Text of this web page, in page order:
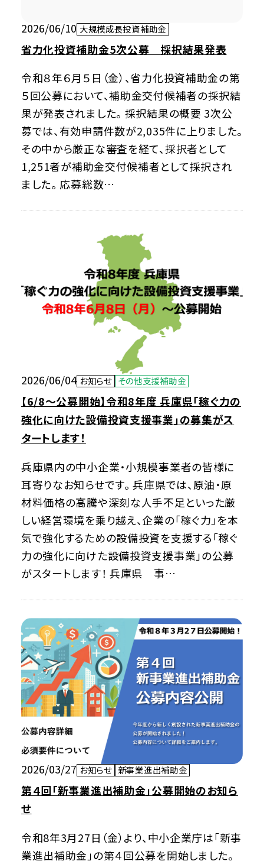
2026/06/10 大規模成長投資補助金
省力化投資補助金5次公募 採択結果発表
令和８年６月５日（金）、省力化投資補助金の第
５回公募において、補助金交付候補者の採択結
果が発表されました。 採択結果の概要 3次公
募では、有効申請件数が2,035件に上りました。
その中から厳正な審査を経て、採択者として
1,251者が補助金交付候補者として採択され
ました。 応募総数…
2026/06/04 お知らせ その他支援補助金
【6/8～公募開始】令和8年度 兵庫県「稼ぐ力の
強化に向けた設備投資支援事業」の募集がス
タートします！
兵庫県内の中小企業・小規模事業者の皆様に
耳寄りなお知らせです。 兵庫県では、原油・原
材料価格の高騰や深刻な人手不足といった厳
しい経営環境を乗り越え、企業の「稼ぐ力」を本
気で強化するための設備投資を支援する「稼ぐ
力の強化に向けた設備投資支援事業」の公募
がスタートします！ 兵庫県 事…
2026/03/27 お知らせ 新事業進出補助金
第４回「新事業進出補助金」公募開始のお知ら
せ
令和8年3月27日（金）より、中小企業庁は「新事
業進出補助金」の第４回公募を開始しました。